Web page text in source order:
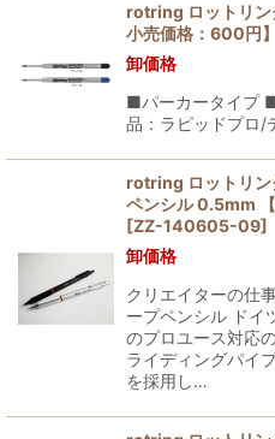
rotring ロットリン
小売価格：600円】
卸価格
■パーカータイプ
品：ラピッドプロ/
rotring ロットリ
ペンシル 0.5mm
[ZZ-140605-09]
卸価格
クリエイターの仕
ープペンシル ドイ
のプロユース対応
ライディングパイ
を採用し…